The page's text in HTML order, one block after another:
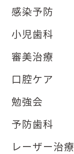
感染予防
小児歯科
審美治療
口腔ケア
勉強会
予防歯科
レーザー治療